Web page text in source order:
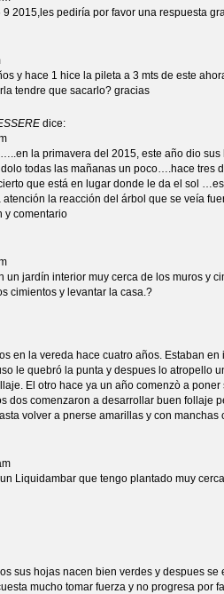
2015,les pediría por favor una respuesta
y hace 1 hice la pileta a 3 mts de este
tendre que sacarlo? gracias
dice:
la primavera del 2015, este año dio sus
todas las mañanas un poco….hace tres
que está en lugar donde le da el sol
la reacción del árbol que se veía
y comentario
un jardín interior muy cerca de los muros y
cimientos y levantar la casa.?
en la vereda hace cuatro años. Estaban
le quebró la punta y despues lo atropello
El otro hace ya un año comenzò a
dos comenzaron a desarrollar buen follaje
volver a pnerse amarillas y con manchas
Liquidambar que tengo plantado muy
sus hojas nacen bien verdes y despues se
mucho tomar fuerza y no progresa por